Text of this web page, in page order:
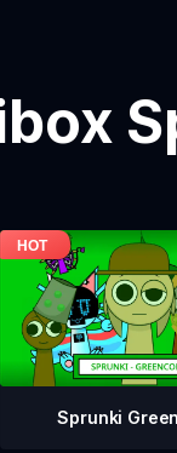
Sprunki